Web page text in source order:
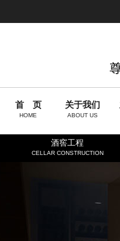
首 页
HOME
关于我们
ABOUT US
酒窖工程
CELLAR CONSTRUCTION